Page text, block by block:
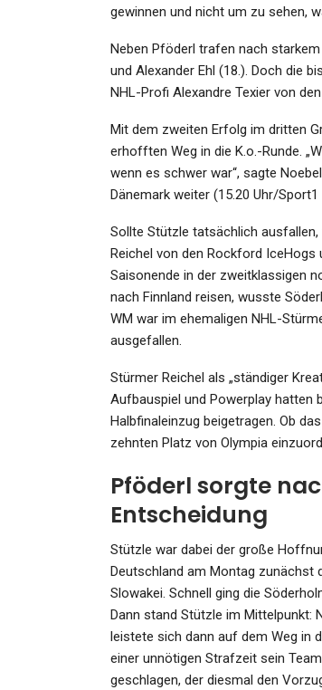
gewinnen und nicht um zu sehen,
Neben Pföderl trafen nach
und Alexander Ehl (18.). Doch die
NHL-Profi Alexandre Texier von
Mit dem zweiten Erfolg im dritten
erhofften Weg in die K.o.-Runde.
wenn es schwer war“, sagte
Dänemark weiter (15.20 Uhr/
Sollte Stützle tatsächlich
Reichel von den Rockford IceHogs
Saisonende in der zweitklassigen
nach Finnland reisen, wusste
WM war im ehemaligen NHL-
ausgefallen.
Stürmer Reichel als „ständiger
Aufbauspiel und Powerplay hatten
Halbfinaleinzug beigetragen. Ob
zehnten Platz von Olympia
Pföderl sorgte
Entscheidung
Stützle war dabei der große
Deutschland am Montag zunächst
Slowakei. Schnell ging die
Dann stand Stützle im Mittelpunkt:
leistete sich dann auf dem Weg in
einer unnötigen Strafzeit sein
geschlagen, der diesmal den
SPORT
Die
Mitte: „Unser
KULTUR
Man Könnte
Admin Apr